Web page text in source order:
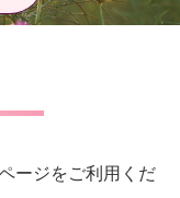
ージをご利用くだ